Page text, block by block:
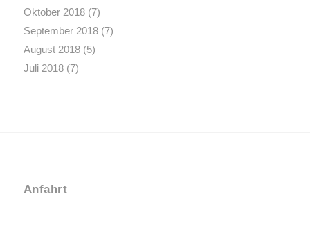
Oktober 2018(7)
September 2018(7)
August 2018(5)
Juli 2018(7)
Anfahrt